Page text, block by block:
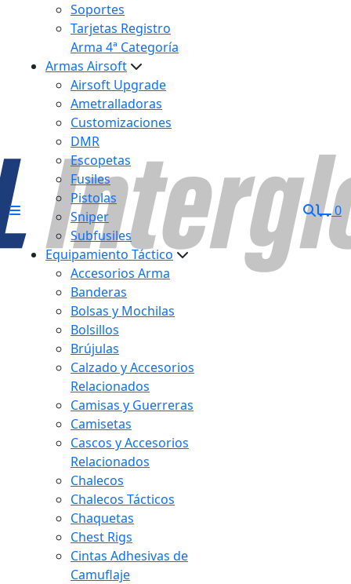
Soportes
Tarjetas Registro
Arma 4ª Categoría
Armas Airsoft
Airsoft Upgrade
Ametralladoras
Customizaciones
DMR
Escopetas
Fusiles
Pistolas
Sniper
Subfusiles
Equipamiento Táctico
Accesorios Arma
Banderas
Bolsas y Mochilas
Bolsillos
Brújulas
Calzado y Accesorios
Relacionados
Camisas y Guerreras
Camisetas
Cascos y Accesorios
Relacionados
Chalecos
Chalecos Tácticos
Chaquetas
Chest Rigs
Cintas Adhesivas de
Camuflaje
0